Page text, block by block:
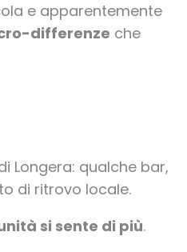
e apparentemente
differenze che
Longera: qualche bar,
di ritrovo locale.
si sente di più.